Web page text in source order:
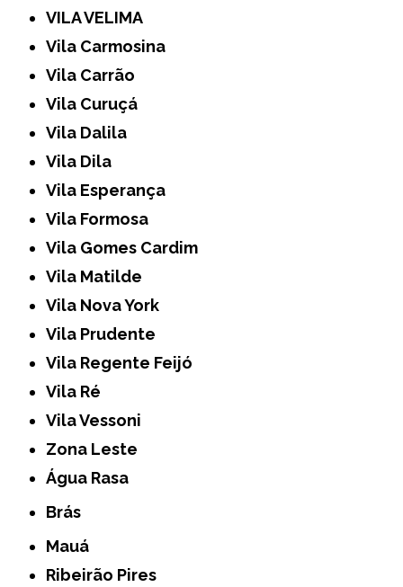
VILA VELIMA
Vila Carmosina
Vila Carrão
Vila Curuçá
Vila Dalila
Vila Dila
Vila Esperança
Vila Formosa
Vila Gomes Cardim
Vila Matilde
Vila Nova York
Vila Prudente
Vila Regente Feijó
Vila Ré
Vila Vessoni
Zona Leste
Água Rasa
Brás
Mauá
Ribeirão Pires